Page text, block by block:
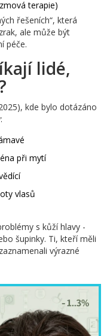
terapie)
řešeních“, která
ale může být
péče.
lidé,
kde bylo dotázáno
při mytí
vlasů
s kůží hlavy -
šupinky. Ti, kteří měli
výrazné